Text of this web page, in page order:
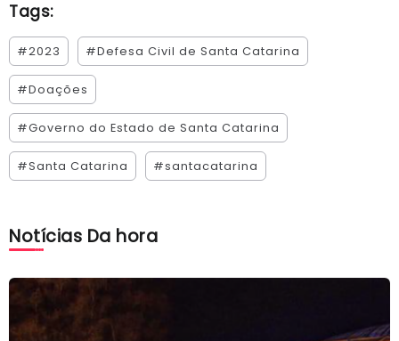
Tags:
#2023 #Defesa Civil de Santa Catarina
#Doações
#Governo do Estado de Santa Catarina
#Santa Catarina #santacatarina
Notícias Da hora